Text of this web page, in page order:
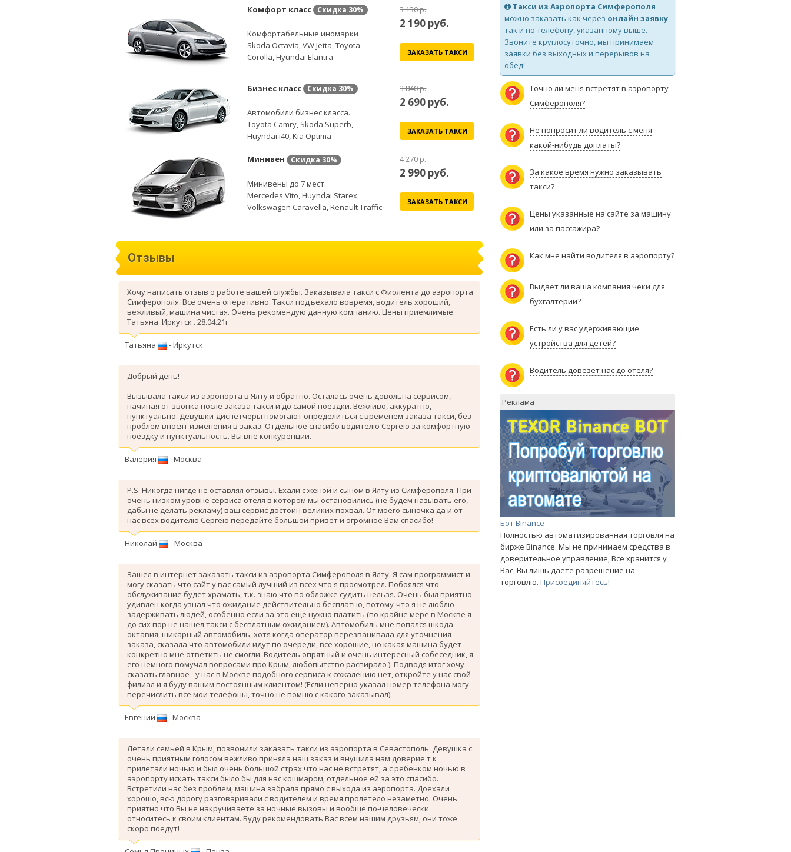
Комфорт класс Скидка 30%
Комфортабельные иномарки
Skoda Octavia, VW Jetta, Toyota
Corolla, Hyundai Elantra
3 130 р.
2 190 руб.
ЗАКАЗАТЬ ТАКСИ
Бизнес класс Скидка 30%
Автомобили бизнес класса.
Toyota Camry, Skoda Superb,
Huyndai i40, Kia Optima
3 840 р.
2 690 руб.
ЗАКАЗАТЬ ТАКСИ
Минивен Скидка 30%
Минивены до 7 мест.
Mercedes Vito, Huyndai Starex,
Volkswagen Caravella, Renault Traffic
4 270 р.
2 990 руб.
ЗАКАЗАТЬ ТАКСИ
Отзывы
Хочу написать отзыв о работе вашей службы. Заказывала такси с Фиолента до аэропорта
Симферополя. Все очень оперативно. Такси подъехало вовремя, водитель хороший,
вежливый, машина чистая. Очень рекомендую данную компанию. Цены приемлимые.
Татьяна. Иркутск . 28.04.21г
Татьяна - Иркутск
Добрый день!
Вызывала такси из аэропорта в Ялту и обратно. Осталась очень довольна сервисом,
начиная от звонка после заказа такси и до самой поездки. Вежливо, аккуратно,
пунктуально. Девушки-диспетчеры помогают определиться с временем заказа такси, без
проблем вносят изменения в заказ. Отдельное спасибо водителю Сергею за комфортную
поездку и пунктуальность. Вы вне конкуренции.
Валерия - Москва
P.S. Никогда нигде не оставлял отзывы. Ехали с женой и сыном в Ялту из Симферополя. При
очень низком уровне сервиса отеля в котором мы остановились (не будем называть его,
дабы не делать рекламу) ваш сервис достоин великих похвал. От моего сыночка да и от
нас всех водителю Сергею передайте большой привет и огромное Вам спасибо!
Николай - Москва
Зашел в интернет заказать такси из аэропорта Симферополя в Ялту. Я сам программист и
могу сказать что сайт у вас самый лучший из всех что я просмотрел. Побоялся что
обслуживание будет храмать, т.к. знаю что по обложке судить нельзя. Очень был приятно
удивлен когда узнал что ожидание действительно бесплатно, потому-что я не люблю
задерживать людей, особенно если за это еще нужно платить (по крайне мере в Москве я
до сих пор не нашел такси с бесплатным ожиданием). Автомобиль мне попался шкода
октавия, шикарный автомобиль, хотя когда оператор перезванивала для уточнения
заказа, сказала что автомобили идут по очереди, все хорошие, но какая машина будет
конкретно мне ответить не смогли. Водитель опрятный и очень интересный собеседник, я
его немного помучал вопросами про Крым, любопытство распирало ). Подводя итог хочу
сказать главное - у нас в Москве подобного сервиса к сожалению нет, откройте у нас свой
филиал и я буду вашим постоянным клиентом! (Если неверно указал номер телефона могу
перечислить все мои телефоны, точно не помню с какого заказывал).
Евгений - Москва
Летали семьей в Крым, позвонили заказать такси из аэропорта в Севастополь. Девушка с
очень приятным голосом вежливо приняла наш заказ и внушила нам доверие т к
прилетали ночью и был очень большой страх что нас не встретят, а с ребенком ночью в
аэропорту искать такси было бы для нас кошмаром, отдельное ей за это спасибо.
Вcтретили нас без проблем, машина забрала прямо с выхода из аэропорта. Доехали
хорошо, всю дорогу разговаривали с водителем и время пролетело незаметно. Очень
приятно что Вы не накручиваете за ночные вызовы и вообще по-человечески
относитесь к своим клиентам. Буду рекомендовать Вас всем нашим друзьям, они тоже
скоро поедут!
Такси из Аэропорта Симферополя
можно заказать как через онлайн заявку
так и по телефону, указанному выше.
Звоните круглосуточно, мы принимаем
заявки без выходных и перерывов на
обед!
Точно ли меня встретят в аэропорту
Симферополя?
Не попросит ли водитель с меня
какой-нибудь доплаты?
За какое время нужно заказывать
такси?
Цены указанные на сайте за машину
или за пассажира?
Как мне найти водителя в аэропорту?
Выдает ли ваша компания чеки для
бухгалтерии?
Есть ли у вас удерживающие
устройства для детей?
Водитель довезет нас до отеля?
Реклама
Бот Binance
Полностью автоматизированная торговля на
бирже Binance. Мы не принимаем средства в
доверительное управление, Все хранится у
Вас, Вы лишь даете разрешение на
торговлю.Присоединяйтесь!